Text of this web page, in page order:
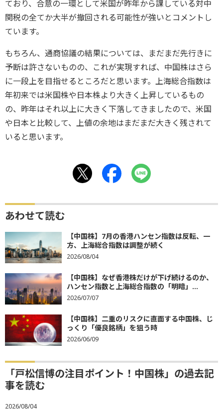
ており、合意の一環として米国が昨年から課している対中
関税の全てか大半が撤回される可能性が強いとコメントし
ています。
もちろん、通商協議の結果については、まだまだ先行きに
予断は許さないものの、これが実現すれば、中国株はさら
に一段上を目指せるところだと思います。上海総合指数は
年初来では米国株や日本株より大きく上昇しているもの
の、昨年はそれ以上に大きく下落してきましたので、米国
や日本と比較して、上値の余地はまだまだ大きく残されて
いると思います。
あわせて読む
【中国株】7月の香港ハンセン指数は反転、一
方、上海総合指数は調整が続く
2026/08/04
【中国株】なぜ香港株だけが下げ続けるのか、
ハンセン指数と上海総合指数の「明暗」...
2026/07/07
【中国株】二重のリスクに直面する中国株、じ
っくり「優良銘柄」を狙う時
2026/06/09
「戸松信博の注目ポイント！中国株」の過去記
事を読む
2026/08/04